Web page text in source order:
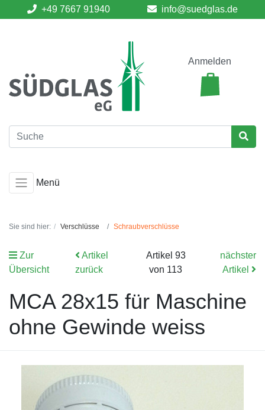
+49 7667 91940 info@suedglas.de
Anmelden
Menü
Sie sind hier: Verschlüsse Schraubverschlüsse
Zur
Übersicht
Artikel
zurück
Artikel 93
von 113
nächster
Artikel
MCA 28x15 für Maschine
ohne Gewinde weiss